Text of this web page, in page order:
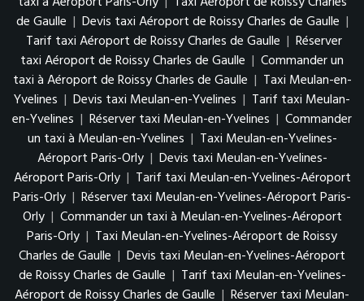
de Gaulle | Devis taxi Aéroport de Roissy Charles de Gaulle |
Tarif taxi Aéroport de Roissy Charles de Gaulle | Réserver
taxi Aéroport de Roissy Charles de Gaulle | Commander un
taxi à Aéroport de Roissy Charles de Gaulle | Taxi Meulan-en-
Yvelines | Devis taxi Meulan-en-Yvelines | Tarif taxi Meulan-
en-Yvelines | Réserver taxi Meulan-en-Yvelines | Commander
un taxi à Meulan-en-Yvelines | Taxi Meulan-en-Yvelines-
Aéroport Paris-Orly | Devis taxi Meulan-en-Yvelines-
Aéroport Paris-Orly | Tarif taxi Meulan-en-Yvelines-Aéroport
Paris-Orly | Réserver taxi Meulan-en-Yvelines-Aéroport Paris-
Orly | Commander un taxi à Meulan-en-Yvelines-Aéroport
Paris-Orly | Taxi Meulan-en-Yvelines-Aéroport de Roissy
Charles de Gaulle | Devis taxi Meulan-en-Yvelines-Aéroport
de Roissy Charles de Gaulle | Tarif taxi Meulan-en-Yvelines-
Aéroport de Roissy Charles de Gaulle | Réserver taxi Meulan-